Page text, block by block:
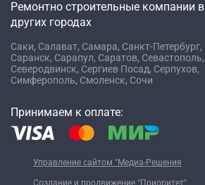
Принимаем к оплате:
Ремонтно строительные компании в
других городах
Саки, Салават, Самара, Санкт-Петербург,
Саранск, Сарапул, Саратов, Севастополь,
Северодвинск, Сергиев Посад, Серпухов,
Симферополь, Смоленск, Сочи
Управление сайтом "Медиа-Решения
Создание и продвижение "Приоритет"